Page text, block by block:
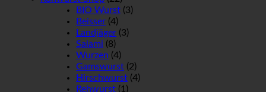
BIO Wurst (3)
Beisser (4)
Landjäger (3)
Salami (8)
Wurzen (4)
Gamswurst (2)
Hirschwurst (4)
Rehwurst (1)